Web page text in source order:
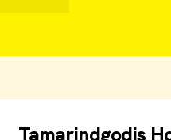
Tamarindgodis